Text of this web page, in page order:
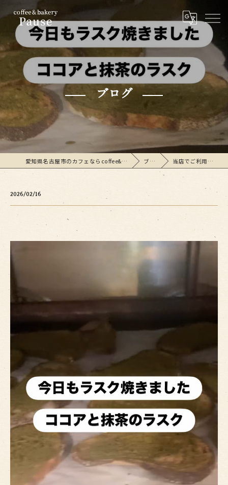
ブログ
愛知県名古屋市のカフェならcoffee&bakeryPause ブログ 当店でご利用いただ…
2026/02/16